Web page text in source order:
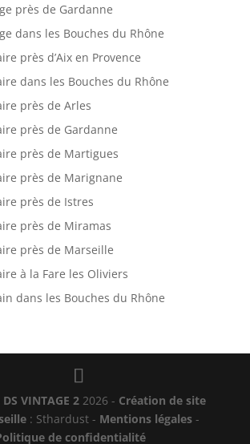
près de Gardanne
dans les Bouches du Rhône
près d’Aix en Provence
dans les Bouches du Rhône
près de Arles
près de Gardanne
près de Martigues
près de Marignane
près de Istres
près de Miramas
près de Marseille
à la Fare les Oliviers
dans les Bouches du Rhône
DS VINTAGE 22026 - Création de site
: Sthardust - Mentions légales -
de confidentialité